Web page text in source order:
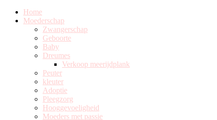
Home
Moederschap
Zwangerschap
Geboorte
Baby
Dreumes
Verkoop meerijdplank
Peuter
kleuter
Adoptie
Pleegzorg
Hooggevoeligheid
Moeders met passie